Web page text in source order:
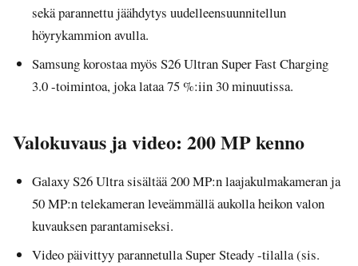
sekä parannettu jäähdytys uudelleensuunnitellun
höyrykammion avulla.
Samsung korostaa myös S26 Ultran Super Fast Charging
3.0 -toimintoa, joka lataa 75 %:iin 30 minuutissa.
Valokuvaus ja video: 200 MP kenno
Galaxy S26 Ultra sisältää 200 MP:n laajakulmakameran ja
50 MP:n telekameran leveämmällä aukolla heikon valon
kuvauksen parantamiseksi.
Video päivittyy parannetulla Super Steady -tilalla (sis.